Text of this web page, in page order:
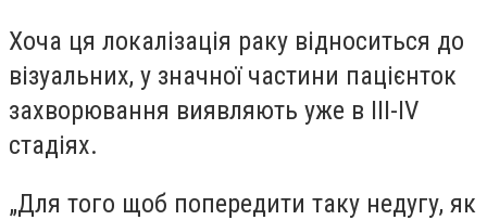
Хоча ця локалізація раку відноситься до
візуальних, у значної частини пацієнток
захворювання виявляють уже в III-IV
стадіях.
„Для того щоб попередити таку недугу, як